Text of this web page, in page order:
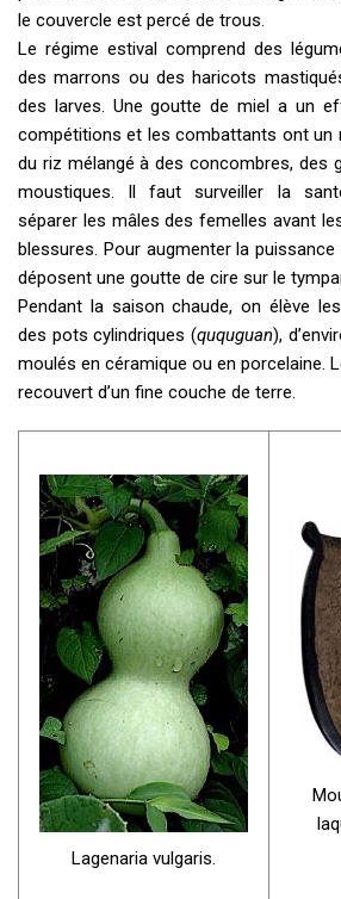
le couvercle est percé de trous.
Le régime estival comprend des
des marrons ou des haricots
des larves. Une goutte de miel a un
compétitions et les combattants ont un
du riz mélangé à des concombres, des
moustiques. Il faut surveiller la
séparer les mâles des femelles avant
blessures. Pour augmenter la
déposent une goutte de cire sur le
Pendant la saison chaude, on élève
des pots cylindriques (ququguan),
moulés en céramique ou en porcelaine.
recouvert d’un fine couche de terre.
Lagenaria vulgaris.